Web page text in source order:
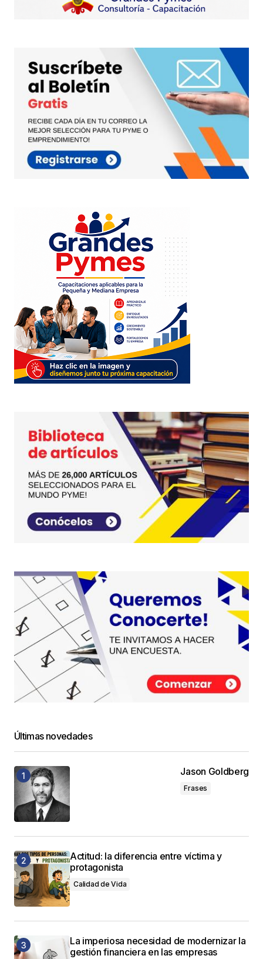
Últimas novedades
Jason Goldberg
Frases
Actitud: la diferencia entre víctima y
protagonista
Calidad de Vida
La imperiosa necesidad de modernizar la
gestión financiera en las empresas